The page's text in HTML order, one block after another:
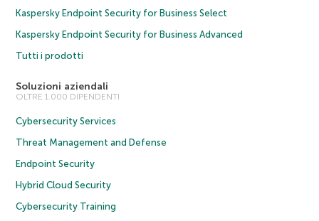
Kaspersky Endpoint Security for Business Select
Kaspersky Endpoint Security for Business Advanced
Tutti i prodotti
Soluzioni aziendali
OLTRE 1.000 DIPENDENTI
Cybersecurity Services
Threat Management and Defense
Endpoint Security
Hybrid Cloud Security
Cybersecurity Training